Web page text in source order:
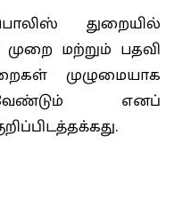
துறையில்
மற்றும் பதவி
முழுமையாக
எனப்